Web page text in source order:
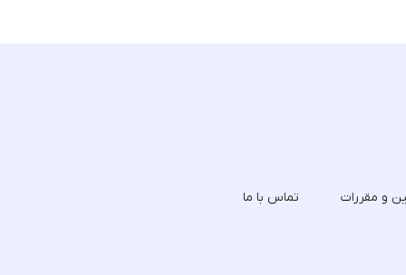
و مقررات تماس با ما